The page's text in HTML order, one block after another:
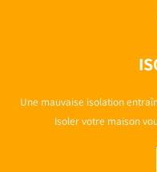
Une mauvaise isolation
Isoler votre maison